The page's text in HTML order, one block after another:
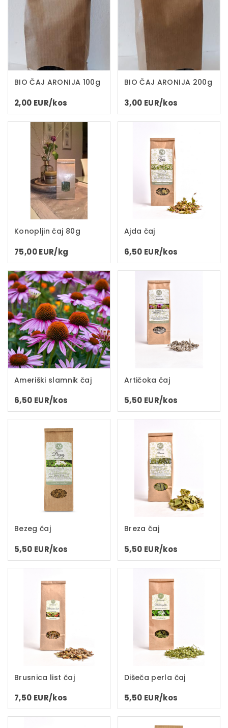
BIO ČAJ ARONIJA 100g
2,00 EUR/kos
BIO ČAJ ARONIJA 200g
3,00 EUR/kos
Konopljin čaj 80g
75,00 EUR/kg
Ajda čaj
6,50 EUR/kos
Ameriški slamnik čaj
6,50 EUR/kos
Artičoka čaj
5,50 EUR/kos
Bezeg čaj
5,50 EUR/kos
Breza čaj
5,50 EUR/kos
Brusnica list čaj
7,50 EUR/kos
Dišeča perla čaj
5,50 EUR/kos